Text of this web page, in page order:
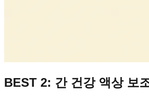
BEST 2: 간 건강 액상 보